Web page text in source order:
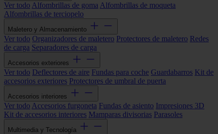
Ver todo Alfombrillas de goma Alfombrillas de moqueta
Alfombrillas de terciopelo
Maletero y Almacenamiento
Ver todo Organizadores de maletero Protectores de maletero Redes
de carga Separadores de carga
Accesorios exteriores
Ver todo Deflectores de aire Fundas para coche Guardabarros Kit de
accesorios exteriores Protectores de umbral de puerta
Accesorios interiores
Ver todo Accesorios furgoneta Fundas de asiento Impresiones 3D
Kit de accesorios interiores Mamparas divisorias Parasoles
Multimedia y Tecnología